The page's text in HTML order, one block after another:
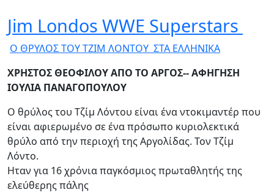
Jim Londos WWE Superstars
Ο ΘΡΥΛΟΣ ΤΟΥ ΤΖΙΜ ΛΟΝΤΟΥ ΣΤΑ ΕΛΛΗΝΙΚΑ
ΧΡΗΣΤΟΣ ΘΕΟΦΙΛΟΥ ΑΠΟ ΤΟ ΑΡΓΟΣ-- ΑΦΗΓΗΣΗ
ΙΟΥΛΙΑ ΠΑΝΑΓΟΠΟΥΛΟΥ
Ο θρύλος του Τζίμ Λόντου είναι ένα ντοκιμαντέρ που
είναι αφιερωμένο σε ένα πρόσωπο κυριολεκτικά
θρύλο από την περιοχή της Αργολίδας. Τον Τζίμ
Λόντο.
Ηταν για 16 χρόνια παγκόσμιος πρωταθλητής της
ελεύθερης πάλης